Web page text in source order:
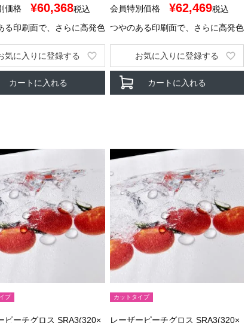
価格 ¥60,368税込
る印刷面で、さらに高発色
カートに入れる
気に入りに登録する
会員特別価格 ¥62,469税込
つやのある印刷面で、さらに高発色
カートに入れる
お気に入りに登録する
プ
ピーチグロス SRA3(320×
カットタイプ
レーザーピーチグロス SRA3(320×